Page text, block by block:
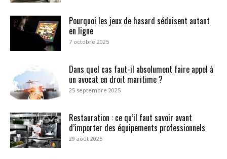
Pourquoi les jeux de hasard séduisent autant
en ligne
7 octobre 2025
Dans quel cas faut-il absolument faire appel à
un avocat en droit maritime ?
25 septembre 2025
Restauration : ce qu’il faut savoir avant
d’importer des équipements professionnels
29 août 2025